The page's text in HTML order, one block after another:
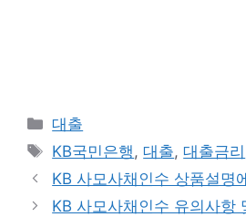
카
테
리
대출
태
그
KB국민은행,대출,대출금리
KB 사모사채인수 상품설명
KB 사모사채인수 유의사항